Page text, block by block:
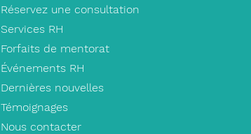
Réservez une consultation
Services RH
Forfaits de mentorat
Événements RH
Dernières nouvelles
Témoignages
Nous contacter